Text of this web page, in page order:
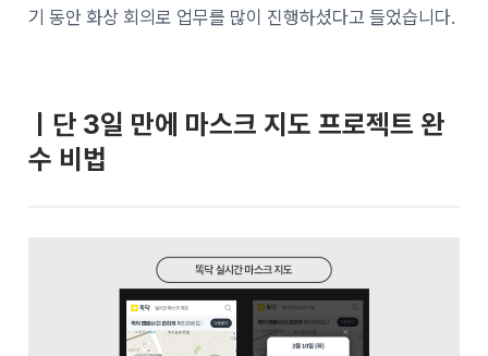
기 동안 화상 회의로 업무를 많이 진행하셨다고 들었습니다.
ㅣ단 3일 만에 마스크 지도 프로젝트 완
수 비법